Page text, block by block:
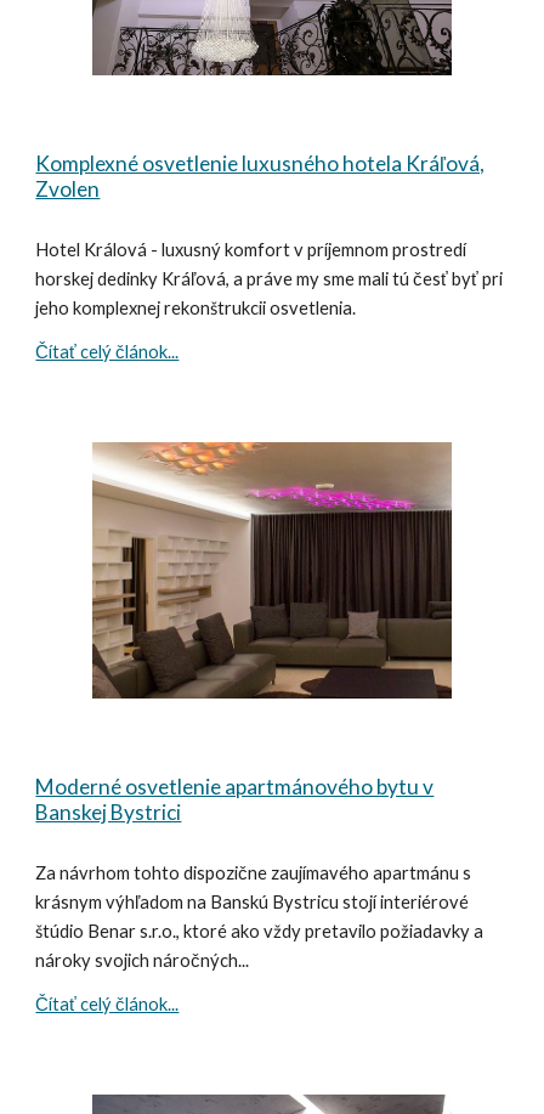
Komplexné osvetlenie luxusného hotela Kráľová,
Zvolen
Hotel Králová - luxusný komfort v príjemnom prostredí
horskej dedinky Kráľová, a práve my sme mali tú česť byť pri
jeho komplexnej rekonštrukcii osvetlenia.
Čítať celý článok...
Moderné osvetlenie apartmánového bytu v
Banskej Bystrici
Za návrhom tohto dispozične zaujímavého apartmánu s
krásnym výhľadom na Banskú Bystricu stojí interiérové
štúdio Benar s.r.o., ktoré ako vždy pretavilo požiadavky a
nároky svojich náročných...
Čítať celý článok...